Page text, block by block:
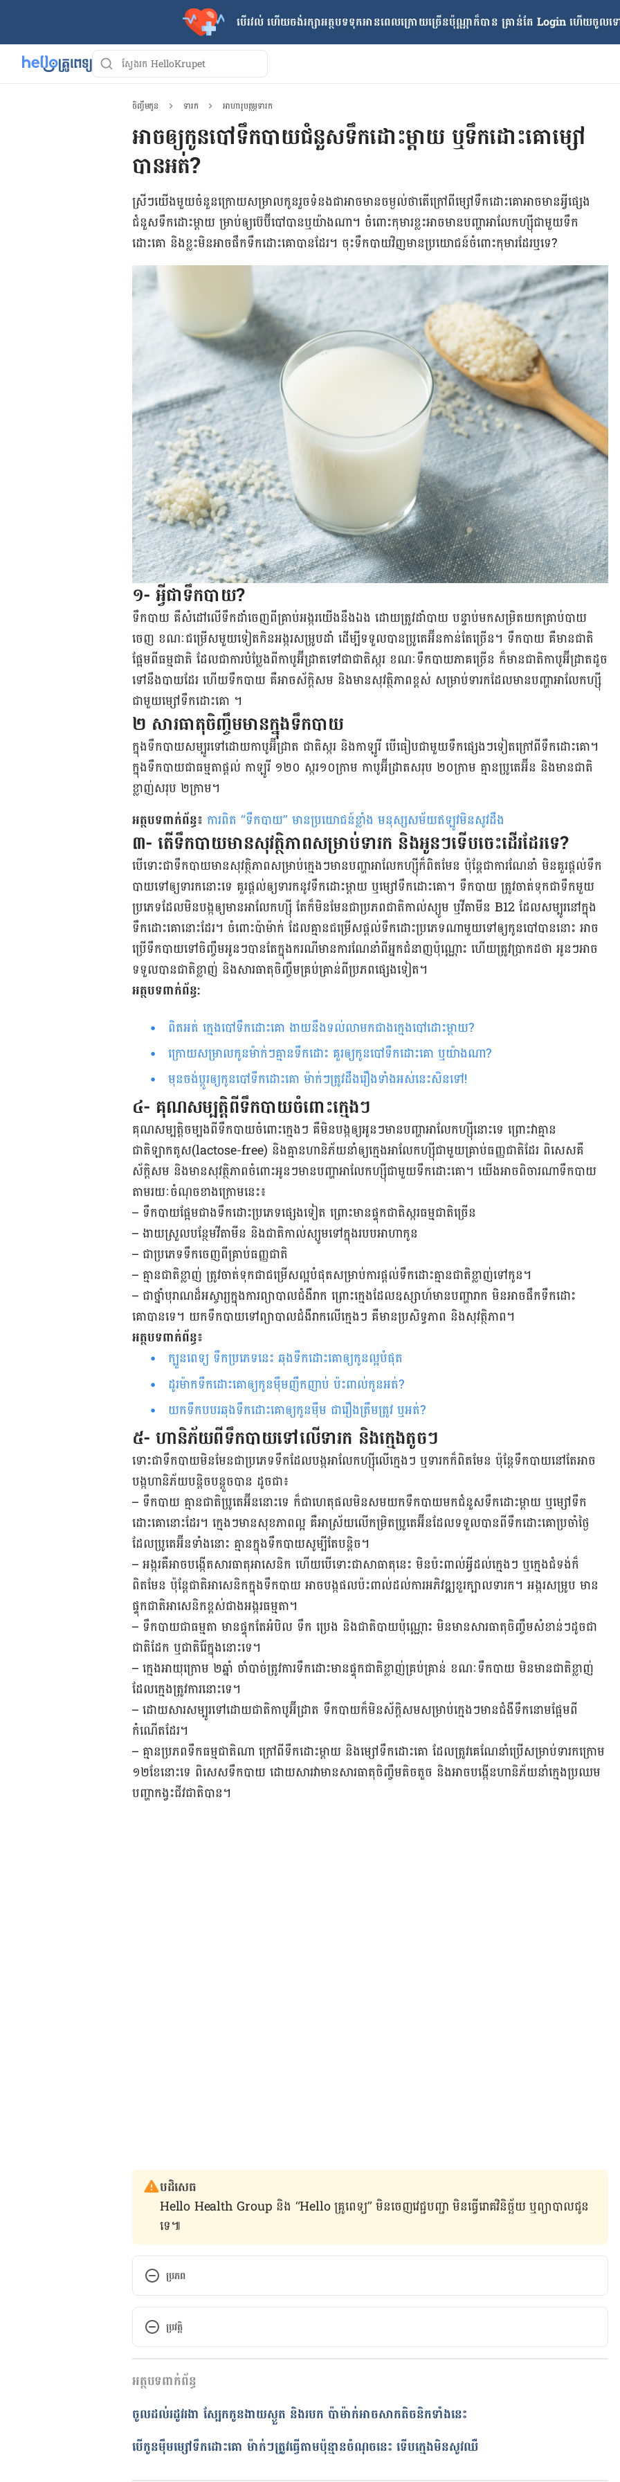
បើរវល់ ហើយចង់​រក្សាអត្ថបទទុកអានពេលក្រោយ​ច្រើនប៉ុណ្ណាក៏បាន គ្រាន់តែ​ Login ហើយចូលទ
ចិញ្ចឹមកូន ទារក អាហារូបត្ថម្ភទារក
អាចឲ្យកូនបៅទឹកបាយជំនួសទឹកដោះម្តាយ ឬទឹកដោះគោម្សៅ
បានអត់?
ស្រីៗយើងមួយចំនួន​ក្រោយ​សម្រាលកូនរួច​ទំនងជា​អាចមានចម្ងល់ថាតើ​ក្រៅពី​ម្សៅ​ទឹក​ដោះគោ​​អាចមានអ្វីផ្សេង​
ជំនួស​ទឹកដោះម្ដាយ ម្រាប់​ឲ្យ​ប៊េប៊ី​បៅ​បានឬយ៉ាងណា​។​​ ចំពោះកុមារ​ខ្លះអាចមាន​បញ្ហា​អាលែកហ្ស៊ីជាមួយ​ទឹក
ដោះគោ និង​ខ្លះ​មិនអាច​ផឹកទឹក​ដោះគោបាន​ដែរ។ ចុះ​ទឹកបាយ​វិញ​មានប្រយោជន៍​ចំពោះ​កុមារ​ដែរឬទេ?​
១- អ្វីជាទឹកបាយ?
ទឹកបាយ គឺសំដៅលើទឹកដាំចេញពីគ្រាប់អង្ករយើងនឹងឯង ដោយត្រូវដាំបាយ បន្ទាប់មកសម្រិតយកគ្រាប់បាយ
ចេញ ខណៈជម្រើសមួយទៀត​កិនអង្ករសម្រូបដាំ ដើម្បីទទួលបានប្រូតេអ៊ីនកាន់តែច្រើន។ ទឹកបាយ គឺមានជាតិ
ផ្អែមពីធម្មជាតិ ដែលជាការបំប្លែងពីកាបូអ៊ីដ្រាត​ទៅជាជាតិស្ករ ខណៈទឹកបាយភាគច្រើន ក៏មានជាតិកាបូអ៊ីដ្រាតដូច
ទៅនឹងបាយដែរ ហើយទឹកបាយ គឺអាចស័ក្ដិសម និងមានសុវត្ថិភាពខ្ពស់ សម្រាប់ទារកដែលមានបញ្ហាអាលែកហ្ស៊ី
ជាមួយម្សៅ​ទឹកដោះគោ ។
២ សារធាតុចិញ្ចឹមមានក្នុងទឹកបាយ
ក្នុងទឹកបាយ​សម្បូរទៅដោយកាបូអ៊ីដ្រាត ជាតិស្ករ និងកាឡូរី បើធៀបជាមួយទឹកផ្សេងៗទៀតក្រៅពីទឹកដោះគោ។
ក្នុងទឹកបាយជាធម្មតាផ្ដល់ កាឡូរី ១២០ ស្ករ១០ក្រាម កាបូអ៊ីដ្រាតសរុប ២០ក្រាម គ្មានប្រូតេអ៊ីន និងមានជាតិ
ខ្លាញ់សរុប ២ក្រាម។
អត្ថបទពាក់ព័ន្ធ៖ ការពិត “ទឹកបាយ” មានប្រយោជន៍ខ្លាំង មនុស្សសម័យ​ឥឡូវមិនសូវដឹង
៣- តើទឹកបាយមានសុវត្ថិភាពសម្រាប់ទារក និងអូនៗទើបចេះដើរដែរទេ?
បើទោះជាទឹកបាយមានសុវត្ថិភាពសម្រាប់ក្មេងៗមានបញ្ហាអាលែកហ្ស៊ីក៏ពិតមែន ប៉ុន្តែជាការណែនាំ មិនគួរផ្តល់ទឹក​
បាយ​ទៅឲ្យទារកនោះទេ គួរផ្តល់ឲ្យទារកនូវទឹកដោះម្តាយ ឬម្សៅទឹកដោះគោ។ ទឹកបាយ ត្រូវចាត់ទុកជាទឹកមួយ
ប្រភេទ​ដែលមិនបង្កឲ្យមាន​អាលែកហ្ស៊ី​ តែក៏មិនមែនជាប្រភពជាតិកាល់ស្យូម ឬវីតាមីន B12 ដែលសម្បូរនៅក្នុង
ទឹកដោះគោនោះដែរ។ ចំពោះប៉ាម៉ាក់ ដែលគ្មានជម្រើសផ្តល់ទឹកដោះប្រភេទណាមួយទៅឲ្យកូនបៅបាននោះ អាច
ប្រើទឹកបាយទៅចិញ្ចឹមអូនៗបាន​តែក្នុង​ករណី​មានការណែនាំពីអ្នកជំនាញប៉ុណ្ណោះ​ ហើយ​ត្រូវប្រាកដថា អូនៗអាច
ទទួលបានជាតិខ្លាញ់ និងសារធាតុចិញ្ចឹមគ្រប់គ្រាន់ពី​ប្រ​ភព​ផ្សេង​ទៀត។
អត្ថបទពាក់ព័ន្ធ:
ពិតអត់ ក្មេងបៅទឹកដោះគោ ងាយនឹងទល់លាមកជាងក្មេងបៅដោះម្តាយ?
ក្រោយសម្រាលកូនម៉ាក់ៗគ្មានទឹកដោះ គួរឲ្យកូនបៅទឹកដោះគោ ឬយ៉ាងណា?
មុនចង់ប្តូរឲ្យកូនបៅទឹកដោះគោ ម៉ាក់ៗត្រូវដឹងរឿងទាំងអស់នេះសិនទៅ!
៤- គុណសម្បត្តិពីទឹកបាយចំពោះក្មេងៗ
គុណសម្បត្តិចម្បងពីទឹកបាយចំពោះក្មេងៗ គឺមិនបង្កឲ្យអូនៗមានបញ្ហាអាលែកហ្ស៊ីនោះទេ ព្រោះវាគ្មាន
ជាតិឡាកតូស(lactose-free) និងគ្មានហានិភ័យនាំឲ្យក្មេងអាលែកហ្ស៊ីជាមួយ​គ្រាប់ធញ្ញជាតិដែរ ពិសេសគឺ
ស័ក្ដិសម និងមានសុវត្ថិភាពចំពោះអូនៗមានបញ្ហាអាលែកហ្ស៊ីជាមួយទឹកដោះគោ។ យើងអាចពិចារណាទឹកបាយ
តាមរយៈចំណុចខាងក្រោមនេះ៖
– ទឹកបាយផ្អែមជាងទឹកដោះប្រភេទផ្សេងទៀត ព្រោះមានផ្ទុកជាតិស្ករធម្មជាតិច្រើន
– ងាយស្រួលបន្ថែមវីតាមីន និងជាតិកាល់ស្យូមទៅក្នុងរបបអាហាកូន
– ជាប្រភេទទឹកចេញពីគ្រាប់​ធញ្ញជាតិ
– គ្មានជាតិខ្លាញ់ ត្រូវចាត់ទុកជាជម្រើសល្អបំផុតសម្រាប់ការផ្តល់ទឹកដោះគ្មានជាតិខ្លាញ់ទៅកូន។
– ជាថ្នាំបុរាណដ៏អស្ចារ្យក្នុងការព្យាបាលជំងឺរាក ព្រោះក្មេងដែលឧស្សាហ៍មានបញ្ហារាក មិនអាចផឹកទឹកដោះ
គោបានទេ។ យកទឹកបាយទៅព្យាបាលជំងឺរាកលើក្មេងៗ គឺមានប្រសិទ្ធភាព និងសុវត្ថិភាព។
អត្ថបទពាក់ព័ន្ធ៖
ក្បួនពេទ្យ ទឹកប្រភេទនេះ ឆុងទឹកដោះគោឲ្យកូនល្អបំផុត
ដូរម៉ាកទឹកដោះគោឲ្យកូនម៉ឹមញឹកញាប់ ប៉ះពាល់កូនអត់?
យកទឹកបបរឆុងទឹកដោះគោឲ្យកូនម៉ឹម ជារឿងត្រឹមត្រូវ ឬអត់?
៥- ហានិភ័យពីទឹកបាយទៅលើទារក និងក្មេងតូចៗ
ទោះជាទឹកបាយ​មិនមែនជាប្រភេទទឹកដែលបង្កអាលែកហ្ស៊ីលើក្មេងៗ ឬទារកក៏ពិតមែន ប៉ុន្តែទឹកបាយ​នៅតែអាច
បង្កហានិភ័យបន្តិចបន្តួចបាន ដូចជា៖
– ទឹកបាយ គ្មានជាតិប្រូតេអ៊ីននោះទេ ក៏ជាហេតុផលមិនសមយកទឹកបាយមកជំនួសទឹកដោះម្តាយ ឬម្សៅ​ទឹក​
ដោះគោនោះដែរ។ ក្មេងៗមានសុខភាពល្អ គឺអាស្រ័យលើកម្រិតប្រូតេអ៊ីនដែលទទួលបានពីទឹកដោះគោប្រចាំថ្ងៃ
ដែលប្រូតេអ៊ីនទាំងនោះ គ្មានក្នុងទឹកបាយសូម្បីតែបន្តិច។
– អង្ករគឺអាចបង្កើតសារធាតុអាសេនិក ហើយបើទោះជាសាធាតុនេះ មិនប៉ះពាល់អ្វីដល់ក្មេងៗ ឬក្មេងជំទង់ក៏
ពិតមែន ប៉ុន្តែជាតិអាសេនិកក្នុងទឹកបាយ អាចបង្កផលប៉ះពាល់ដល់ការអភិវឌ្ឍខួរក្បាលទារក។ អង្ករសម្រូប មាន
ផ្ទុកជាតិអាសេនិកខ្ពស់ជាងអង្ករធម្មតា។
– ទឹកបាយជាធម្មតា មានផ្ទុកតែអំបិល ទឹក ប្រេង និងជាតិបាយប៉ុណ្ណោះ មិនមានសារធាតុចិញ្ចឹមសំខាន់ៗដូចជា
ជាតិដែក ឬជាតិរ៉ែក្នុងនោះទេ។
– ក្មេងអាយុក្រោម ២ឆ្នាំ ចាំបាច់ត្រូវការទឹកដោះមានផ្ទុកជាតិខ្លាញ់គ្រប់គ្រាន់ ខណៈទឹកបាយ មិនមានជាតិខ្លាញ់
ដែល​ក្មេងត្រូវការនោះទេ។
– ដោយសារសម្បូរទៅដោយជាតិកាបូអ៊ីដ្រាត ទឹកបាយក៏មិនស័ក្ដិសមសម្រាប់ក្មេងៗមានជំងឺទឹកនោមផ្អែមពី
កំណើតដែរ។
– គ្មានប្រភពទឹកធម្មជាតិណា ក្រៅពីទឹកដោះម្តាយ និងម្សៅទឹកដោះគោ ដែលត្រូវគេណែនាំប្រើសម្រាប់ទារកក្រោម
១២ខែនោះទេ ពិសេសទឹកបាយ ដោយសារវាមានសារធាតុចិញ្ចឹមតិចតួច និងអាចបង្កើនហានិភ័យនាំក្មេងប្រឈម
បញ្ហាកង្វះជីវជាតិបាន។
បដិសេធ
Hello Health Group និង “Hello គ្រូពេទ្យ” មិន​ចេញ​វេជ្ជបញ្ជា មិន​ធ្វើ​រោគវិនិច្ឆ័យ ឬ​ព្យាបាល​ជូន​
ទេ៕
ប្រភព
Rice Milk for Babies and Toddlers – Is It a Healthier Alternative?
ប្រវត្តិ
កំណែ​ប្រែបច្ចុប្បន្ន
17/06/2020
អត្ថបទ​ដោយ
ត្រួតពិនិត្យដោយ គឹម កាណែល
បច្ចុប្បន្នភាពដោយ៖ Solika
អត្ថបទពាក់ព័ន្ធ
ចូលដល់រដូវរងា ស្បែកកូនងាយស្ងួត និងរបក ប៉ាម៉ាក់អាចសាកតិចនិកទាំងនេះ
បើកូនម៉ឹមម្សៅទឹកដោះគោ ម៉ាក់ៗត្រូវធ្វើតាមប៉ុន្មានចំណុចនេះ ទើបក្មេងមិនសូវឈឺ